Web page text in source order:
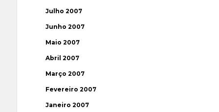
Julho 2007
Junho 2007
Maio 2007
Abril 2007
Março 2007
Fevereiro 2007
Janeiro 2007